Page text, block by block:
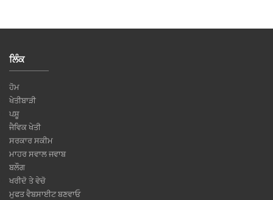
ਲਿੰਕ
ਹੋਮ
ਖੇਤੀਬਾੜੀ
ਪਸ਼ੂ
ਜੈਵਿਕ ਖੇਤੀ
ਸਰਕਾਰ ਸਕੀਮ
ਮਾਹਰ ਸਵਾਲ ਜਵਾਬ
ਬਲੌਗ
ਖਰੀਦੋ ਤੇ ਵੇਚੋ
ਮੁਫਤ ਵੈਬਸਾਈਟ ਬਣਵਾਓ